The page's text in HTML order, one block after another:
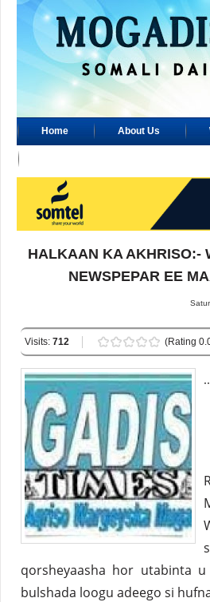
Home About Us
HALKAAN KA AKHRISO:-
NEWSPEPAR EE
Visits: 712 (Rating
..
qorsheyaasha hor utabinta
bulshada loogu adeego si